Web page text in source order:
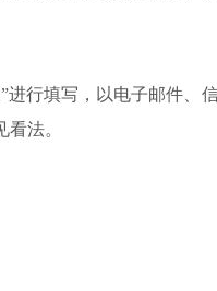
行填写，以电子邮件、
法。
三